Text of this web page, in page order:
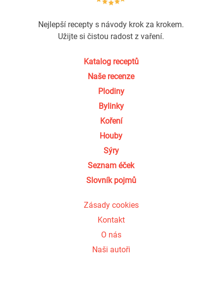
Nejlepší recepty s návody krok za krokem.
Užijte si čistou radost z vaření.
Katalog receptů
Naše recenze
Plodiny
Bylinky
Koření
Houby
Sýry
Seznam éček
Slovník pojmů
Zásady cookies
Kontakt
O nás
Naši autoři